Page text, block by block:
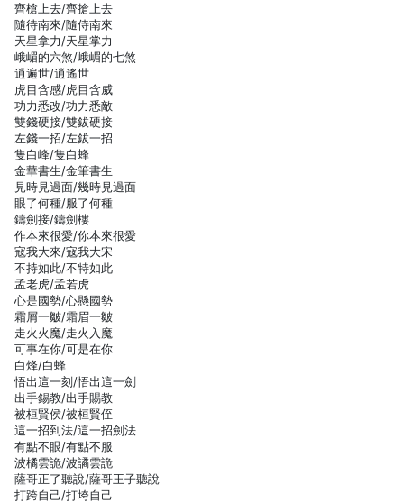
齊槍上去/齊搶上去
隨待南來/隨侍南來
天星拿力/天星掌力
峨嵋的六煞/峨嵋的七煞
逍遍世/逍遙世
虎目含感/虎目含威
功力悉改/功力悉敵
雙錢硬接/雙鈸硬接
左錢一招/左鈸一招
隻白峰/隻白蜂
金華書生/金筆書生
見時見過面/幾時見過面
眼了何種/服了何種
鑄劍接/鑄劍樓
作本來很愛/你本來很愛
寇我大來/寇我大宋
不持如此/不特如此
孟老虎/孟若虎
心是國勢/心懸國勢
霜屑一皺/霜眉一皺
走火火魔/走火入魔
可事在你/可是在你
白烽/白蜂
悟出這一刻/悟出這一劍
出手錫教/出手賜教
被桓賢侯/被桓賢侄
這一招到法/這一招劍法
有點不眼/有點不服
波橘雲詭/波譎雲詭
薩哥正了聽說/薩哥王子聽說
打跨自己/打垮自己